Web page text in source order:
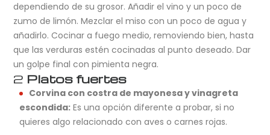
dependiendo de su grosor. Añadir el vino y un poco de
zumo de limón. Mezclar el miso con un poco de agua y
añadirlo. Cocinar a fuego medio, removiendo bien, hasta
que las verduras estén cocinadas al punto deseado. Dar
un golpe final con pimienta negra.
2 Platos fuertes
Corvina con costra de mayonesa y vinagreta
escondida: Es una opción diferente a probar, si no
quieres algo relacionado con aves o carnes rojas.